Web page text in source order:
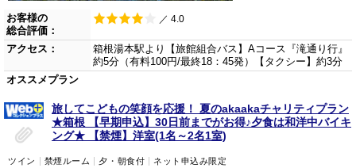
お客様の
総合評価：
／ 4.0
アクセス：
箱根湯本駅より【旅館組合バス】Aコース『滝通り行』
約5分（有料100円/最終18：45発）【タクシー】約3分
オススメプラン
旅してこどもの笑顔を応援！ 夏のakaakaチャリティプラン
★箱根 【早期申込】30日前までがお得♪夕食は和洋中バイキ
ング★ 【禁煙】洋室(1名～2名1室)
ツイン 禁煙ルーム 夕・朝食付 ネット申込み限定